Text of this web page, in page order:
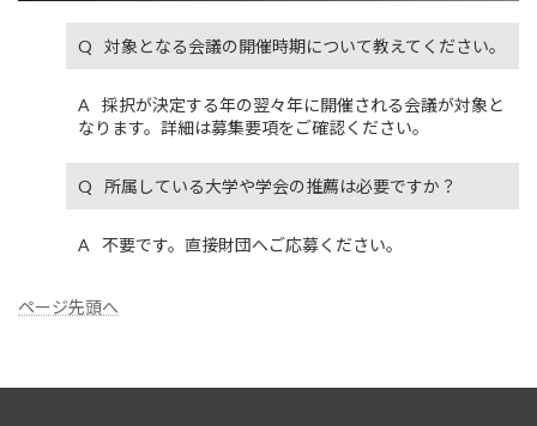
対象となる会議の開催時期について教えてください。
採択が決定する年の翌々年に開催される会議が対象と
なります。詳細は募集要項をご確認ください。
所属している大学や学会の推薦は必要ですか？
不要です。直接財団へご応募ください。
ページ先頭へ